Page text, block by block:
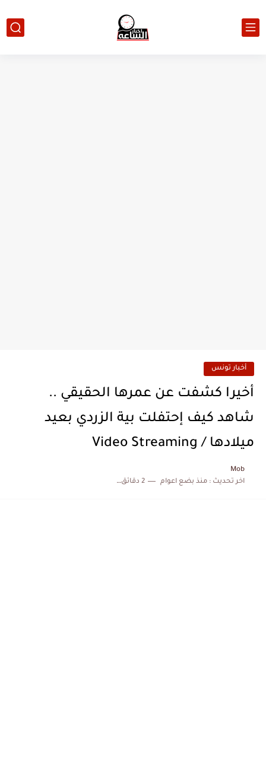
أخبار تونس
أخيرا كشفت عن عمرها الحقيقي ..
شاهد كيف إحتفلت بية الزردي بعيد
ميلادها / Video Streaming
Mob
اخر تحديث :منذ بضع اعوام 2 دقائق للقراءة